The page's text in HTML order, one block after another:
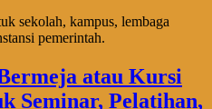
sekolah, kampus, lembaga
pemerintah.